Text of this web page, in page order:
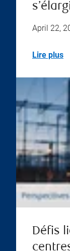
April 22,
Lire plus
Défis